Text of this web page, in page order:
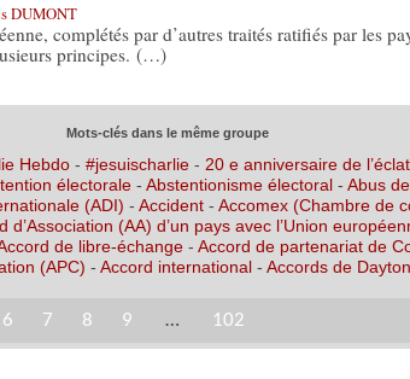
DUMONT
complétés par d’autres traités ratifiés par les
principes. (…)
Mots-clés dans le même groupe
Hebdo- #jesuischarlie- 20 e anniversaire de
électorale- Abstentionisme électoral- Abus
(ADI) - Accident- Accomex (Chambre de
d’Association (AA) d’un pays avec l’Union
de libre-échange- Accord de partenariat de
(APC) - Accord international- Accords de
6 7 8 9 … 102